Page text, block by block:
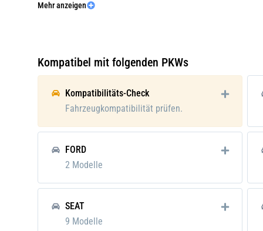
Länge [mm]:
Verpackungshöhe: 4 cm
Verpackungslänge:
Verpackungsbreite: 24
Verpackungsgewicht: 0.18
Mehr anzeigen
Kompatibel mit folgenden PKWs
Kompatibilitäts-Check
Fahrzeugkompatibilität prüfen.
FORD
2 Modelle
SEAT
9 Modelle